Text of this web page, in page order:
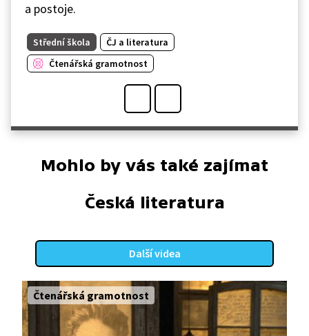
a postoje.
Střední škola
ČJ a literatura
Čtenářská gramotnost
Mohlo by vás také zajímat
Česká literatura
Další videa
Čtenářská gramotnost